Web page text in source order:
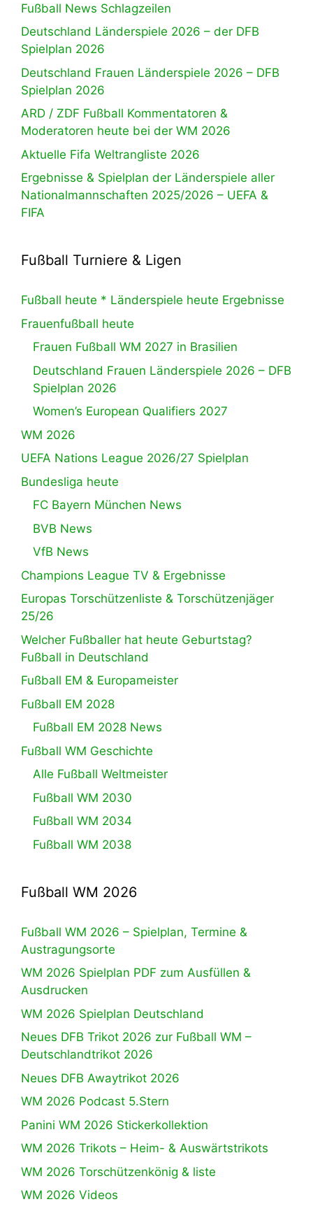
Fußball News Schlagzeilen
Deutschland Länderspiele 2026 – der DFB
Spielplan 2026
Deutschland Frauen Länderspiele 2026 – DFB
Spielplan 2026
ARD / ZDF Fußball Kommentatoren &
Moderatoren heute bei der WM 2026
Aktuelle Fifa Weltrangliste 2026
Ergebnisse & Spielplan der Länderspiele aller
Nationalmannschaften 2025/2026 – UEFA &
FIFA
Fußball Turniere & Ligen
Fußball heute * Länderspiele heute Ergebnisse
Frauenfußball heute
Frauen Fußball WM 2027 in Brasilien
Deutschland Frauen Länderspiele 2026 – DFB
Spielplan 2026
Women’s European Qualifiers 2027
WM 2026
UEFA Nations League 2026/27 Spielplan
Bundesliga heute
FC Bayern München News
BVB News
VfB News
Champions League TV & Ergebnisse
Europas Torschützenliste & Torschützenjäger
25/26
Welcher Fußballer hat heute Geburtstag?
Fußball in Deutschland
Fußball EM & Europameister
Fußball EM 2028
Fußball EM 2028 News
Fußball WM Geschichte
Alle Fußball Weltmeister
Fußball WM 2030
Fußball WM 2034
Fußball WM 2038
Fußball WM 2026
Fußball WM 2026 – Spielplan, Termine &
Austragungsorte
WM 2026 Spielplan PDF zum Ausfüllen &
Ausdrucken
WM 2026 Spielplan Deutschland
Neues DFB Trikot 2026 zur Fußball WM –
Deutschlandtrikot 2026
Neues DFB Awaytrikot 2026
WM 2026 Podcast 5.Stern
Panini WM 2026 Stickerkollektion
WM 2026 Trikots – Heim- & Auswärtstrikots
WM 2026 Torschützenkönig & liste
WM 2026 Videos